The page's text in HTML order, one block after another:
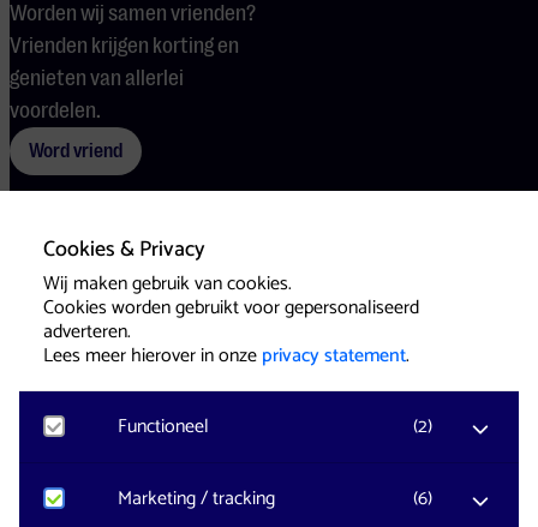
Cookies & Privacy
Wij maken gebruik van cookies.
Cookies worden gebruikt voor gepersonaliseerd
adverteren.
Lees meer hierover in onzeprivacy statement.
Functioneel (2)
Noodzakelijk
Voor het functioneren van de website en het
Marketing / tracking (6)
Worden wij samen vrienden?
Vrienden krijgen korting en
genieten van allerlei
voordelen.
Word vriend
Voorwaarden CookiesPers
Website & Identity byEagerly